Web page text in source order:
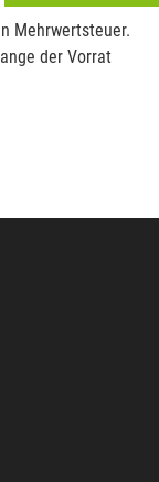
Mehrwertsteuer.
der Vorrat